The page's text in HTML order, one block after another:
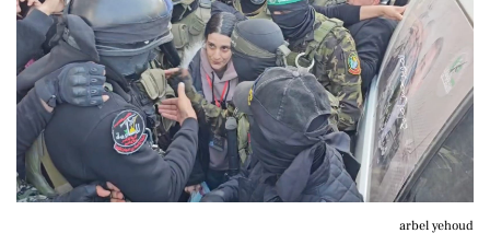
arbel yehoud